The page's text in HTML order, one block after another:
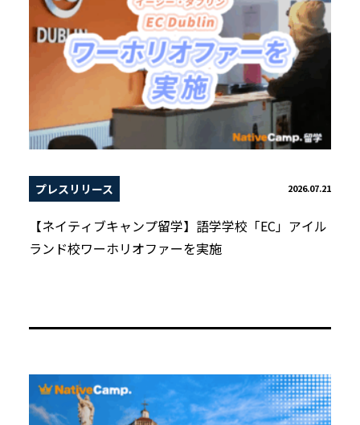
プレスリリース 2026.07.21
【ネイティブキャンプ留学】語学学校「EC」アイル
ランド校ワーホリオファーを実施